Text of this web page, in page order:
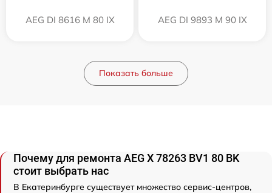
AEG DI 8616 M 80 IX AEG DI 9893 M 90 IX
Показать больше
Почему для ремонта AEG X 78263 BV1 80 BK
стоит выбрать нас
В Екатеринбурге существует множество сервис-центров,